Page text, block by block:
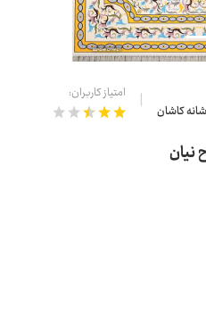
امتیاز کاربران: